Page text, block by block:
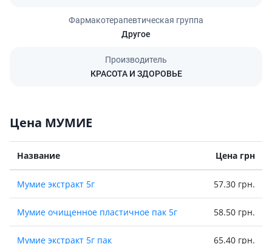
Фармакотерапевтическая группа
Другое
Производитель
КРАСОТА И ЗДОРОВЬЕ
Цена МУМИЕ
Название Цена грн
Мумие экстракт 5г 57.30 грн.
Мумие очищенное пластичное пак 5г 58.50 грн.
Мумие экстракт 5г пак 65.40 грн.